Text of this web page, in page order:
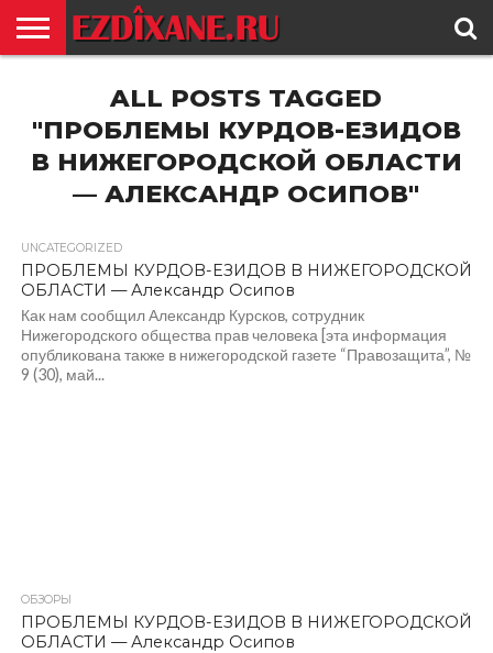
ЕЗИДИЗМ
НОВОСТИ
ИСТОРИЯ
КУЛЬТУРА
КОНТАКТALL POSTS TAGGED
"ПРОБЛЕМЫ КУРДОВ-ЕЗИДОВ
В НИЖЕГОРОДСКОЙ ОБЛАСТИ
— АЛЕКСАНДР ОСИПОВ"
UNCATEGORIZED
ПРОБЛЕМЫ КУРДОВ-ЕЗИДОВ В НИЖЕГОРОДСКОЙ
ОБЛАСТИ — Александр Осипов
Как нам сообщил Александр Курсков, сотрудник
Нижегородского общества прав человека [эта информация
опубликована также в нижегородской газете “Правозащита”, №
9 (30), май...
ОБЗОРЫ
ПРОБЛЕМЫ КУРДОВ-ЕЗИДОВ В НИЖЕГОРОДСКОЙ
ОБЛАСТИ — Александр Осипов